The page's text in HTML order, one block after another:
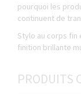
pourquoi les
continuent de
Stylo au corps
finition brillante
PRODUITS